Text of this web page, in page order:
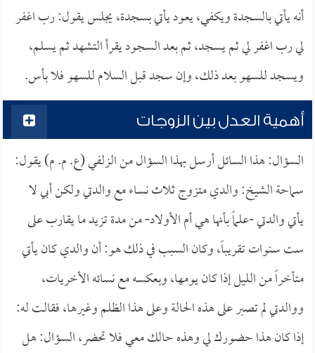
أنه يأتي بالسجدة ويكفي، يعود يأتي بسجدة، يجلس يقول: رب اغفر
لي رب اغفر لي ثم يسجد، ثم بعد السجود يقرأ التشهد ثم يسلم،
ويسجد للسهو بعد ذلك، وإن سجد قبل السلام للسهو فلا بأس.
أهمية العدل بين الزوجات
السؤال: هذا السائل أرسل بهذا السؤال من الزلفي (ع. م. م) يقول:
سماحة الشيخ: والدي متزوج ثلاث نساء مع والدتي ولكن أبي لا
يأتي والدتي -علماً بأنها هي أم الأولاد- من مدة تزيد ما يقارب على
ست سنوات تقريباً، وكان السبب في ذلك هو: أن والدي كان يأتي
متأخراً من الليل إذا كان يومها، وبعكسه مع نسائه الأخريات،
ووالدتي لم تصبر على هذه الحالة وعلى هذا الظلم وغيرها، فقالت له:
إذا كان هذا حضورك لي وهذه حالك معي فلا تحضر، السؤال: هل